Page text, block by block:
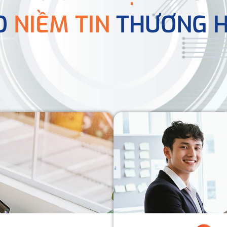
NIỀM TIN THƯƠNG